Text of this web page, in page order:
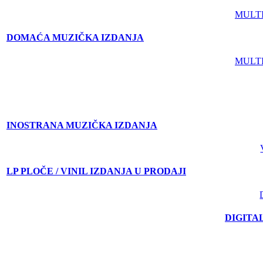
DOMAĆA MUZIČKA IZDANJA
INOSTRANA MUZIČKA IZDANJA
LP PLOČE / VINIL IZDANJA U PRODAJI